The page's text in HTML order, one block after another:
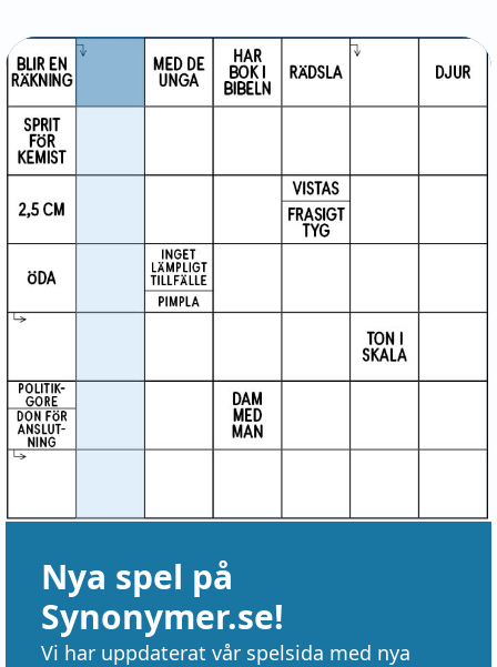
Nya spel på
Synonymer.se!
Vi har uppdaterat vår spelsida med nya